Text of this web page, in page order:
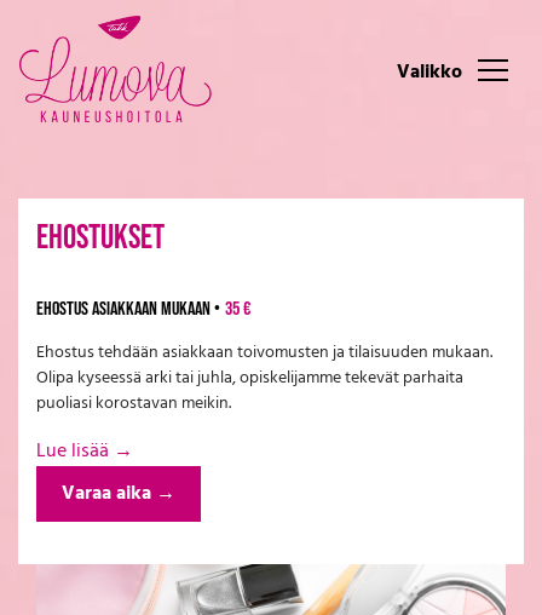
Ehostukset
EHOSTUS ASIAKKAAN MUKAAN • 35 €
Ehostus tehdään asiakkaan toivomusten ja tilaisuuden mukaan.
Olipa kyseessä arki tai juhla, opiskelijamme tekevät parhaita
puoliasi korostavan meikin.
Lue lisää →
Varaa aika →